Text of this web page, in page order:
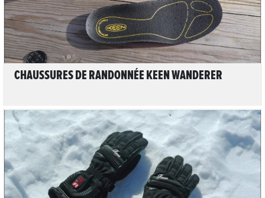
CHAUSSURES DE RANDONNÉE KEEN WANDERER
LIRE L'ARTICLE